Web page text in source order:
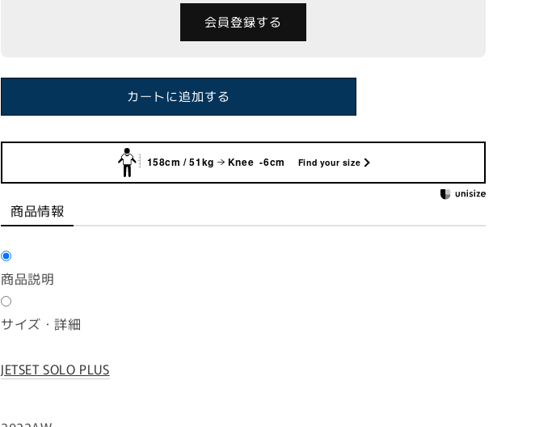
会員登録する
カートに追加する
158cm / 51kg Knee -6cm Find your size
商品情報
商品説明
サイズ・詳細
JETSET SOLO PLUS